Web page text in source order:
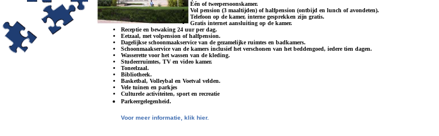
Één of tweepersoonskamer.
Vol pension (3 maaltijden) of halfpension (ontbijd en lunch of avondeten).
Telefoon op de kamer, interne gesprekken zijn gratis.
Gratis internet aansluiting op de kamer.
Receptie en bewaking 24 uur per dag.
Eetzaal, met volpension of halfpension.
Dagelijkse schoonmaakservice van de gezamelijke ruimtes en badkamers.
Schoonmaakservice van de kamers inclusief het verschonen van het beddengoed, iedere tien dagen.
Wasserette voor het wassen van de kleding.
Studeerruimtes, TV en video kamer.
Toneelzaal.
Bibliotheek.
Basketbal, Volleybal en Voetval velden.
Vele tuinen en parkjes
Culturele activiteiten, sport en recreatie
Parkeergelegenheid.
Voor meer informatie, klik hier.